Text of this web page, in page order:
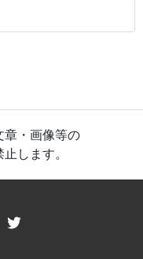
章・画像等の
します。